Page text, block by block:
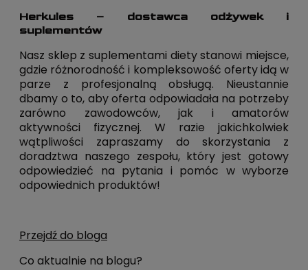
Herkules – dostawca odżywek i
suplementów
Nasz sklep z suplementami diety stanowi miejsce,
gdzie różnorodność i kompleksowość oferty idą w
parze z profesjonalną obsługą. Nieustannie
dbamy o to, aby oferta odpowiadała na potrzeby
zarówno zawodowców, jak i amatorów
aktywności fizycznej. W razie jakichkolwiek
wątpliwości zapraszamy do skorzystania z
doradztwa naszego zespołu, który jest gotowy
odpowiedzieć na pytania i pomóc w wyborze
odpowiednich produktów!
Przejdź do bloga
Co aktualnie na blogu?